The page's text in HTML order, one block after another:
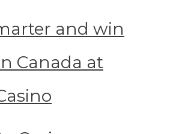
and win
Canada at